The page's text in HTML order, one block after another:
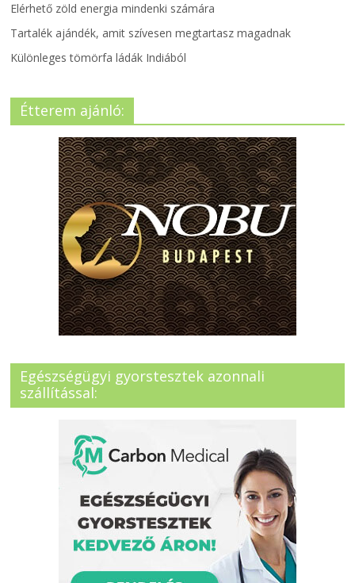
Elérhető zöld energia mindenki számára
Tartalék ajándék, amit szívesen megtartasz magadnak
Különleges tömörfa ládák Indiából
Étterem ajánló:
Egészségügyi gyorstesztek azonnali
szállítással: